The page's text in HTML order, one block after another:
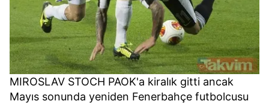
MIROSLAV STOCH PAOK'a kiralık gitti ancak
Mayıs sonunda yeniden Fenerbahçe futbolcusu